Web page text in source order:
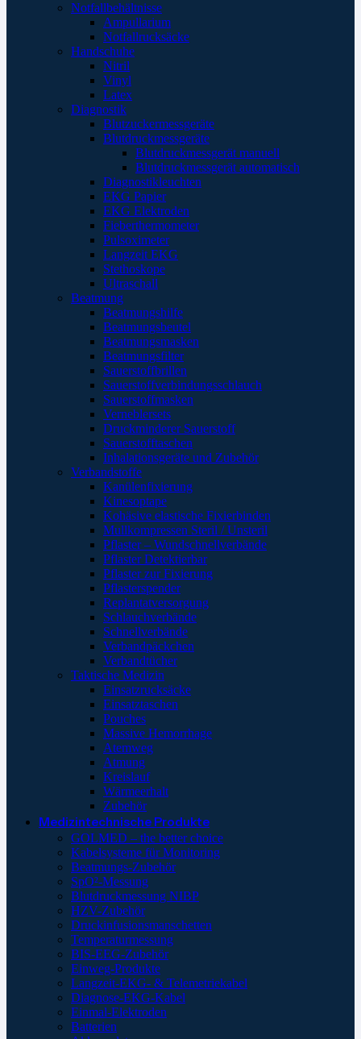
Notfallbehältnisse
Ampullarium
Notfallrucksäcke
Handschuhe
Nitril
Vinyl
Latex
Diagnostik
Blutzuckermessgeräte
Blutdruckmessgeräte
Blutdruckmessgerät manuell
Blutdruckmessgerät automatisch
Diagnostikleuchten
EKG Papier
EKG Elektroden
Fieberthermometer
Pulsoximeter
Langzeit EKG
Stethoskope
Ultraschall
Beatmung
Beatmungshilfe
Beatmungsbeutel
Beatmungsmasken
Beatmungsfilter
Sauerstoffbrillen
Sauerstoffverbindungsschlauch
Sauerstoffmasken
Verneblersets
Druckminderer Sauerstoff
Sauerstofftaschen
Inhalationsgeräte und Zubehör
Verbandstoffe
Kanülenfixierung
Kinesoptape
Kohäsive elastische Fixierbinden
Mullkompressen Steril / Unsteril
Pflaster – Wundschnellverbände
Pflaster Detektierbar
Pflaster zur Fixierung
Pflasterspender
Replantatversorgung
Schlauchverbände
Schnellverbände
Verbandpäckchen
Verbandtücher
Taktische Medizin
Einsatzrucksäcke
Einsatztaschen
Pouches
Massive Hemorrhage
Atemweg
Atmung
Kreislauf
Wärmeerhalt
Zubehör
Medizintechnische Produkte
GOLMED – the better choice
Kabelsysteme für Monitoring
Beatmungs-Zubehör
SpO²-Messung
Blutdruckmessung NIBP
HZV-Zubehör
Druckinfusionsmanschetten
Temperaturmessung
BIS-EEG-Zubehör
Einweg-Produkte
Langzeit-EKG- & Telemetriekabel
Diagnose-EKG-Kabel
Einmal-Elektroden
Batterien